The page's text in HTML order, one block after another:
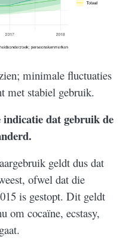
minimale fluctuaties
met stabiel gebruik.
dat gebruik de
geldt dus dat
ofwel dat die
is gestopt. Dit geldt
om cocaïne, ecstasy,